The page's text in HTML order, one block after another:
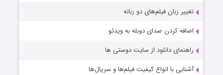
تغییر زبان فیلم‌های دو زبانه
اضافه کردن صدای دوبله به ویدئو
راهنمای دانلود از سایت دوستی ها
آشنایی با انواع کیفیت فیلم‌ها و سریال‌ها